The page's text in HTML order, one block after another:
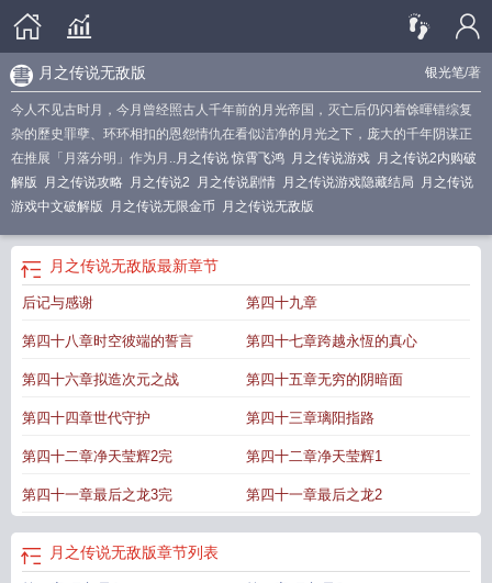
银光笔/著
月之传说无敌版
今人不见古时月，今月曾经照古人千年前的月光帝国，灭亡后仍闪着馀暉错综复
杂的歷史罪孽、环环相扣的恩怨情仇在看似洁净的月光之下，庞大的千年阴谋正
在推展「月落分明」作为月..月之传说 惊霄飞鸿 月之传说游戏 月之传说2内购破
解版
月之传说攻略 月之传说2 月之传说剧情 月之传说游戏隐藏结局
月之传说
游戏中文破解版
月之传说无限金币 月之传说无敌版
月之传说无敌版最新章节
后记与感谢 第四十九章
第四十八章时空彼端的誓言 第四十七章跨越永恆的真心
第四十六章拟造次元之战 第四十五章无穷的阴暗面
第四十四章世代守护 第四十三章璃阳指路
第四十二章净天莹辉2完 第四十二章净天莹辉1
第四十一章最后之龙3完 第四十一章最后之龙2
月之传说无敌版章节列表